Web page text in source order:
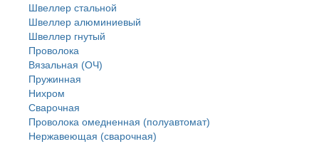
Швеллер стальной
Швеллер алюминиевый
Швеллер гнутый
Проволока
Вязальная (ОЧ)
Пружинная
Нихром
Сварочная
Проволока омедненная (полуавтомат)
Нержавеющая (сварочная)